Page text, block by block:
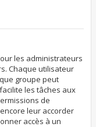
les administrateurs
Chaque utilisateur
groupe peut
les tâches aux
de
leur accorder
accès à un